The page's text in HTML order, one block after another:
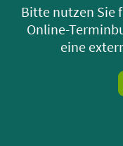
Bitte nutzen Sie
Online-
eine